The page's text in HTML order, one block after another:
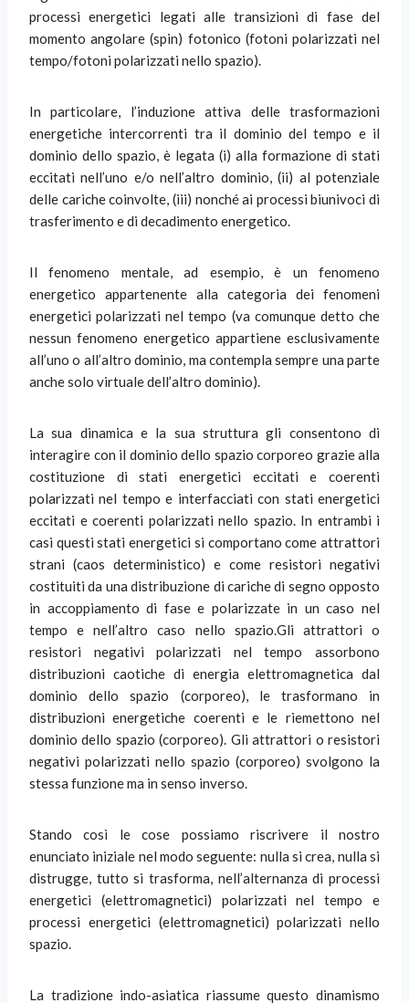
processi energetici legati alle transizioni di fase del
momento angolare (spin) fotonico (fotoni polarizzati nel
tempo/fotoni polarizzati nello spazio).
In particolare, l’induzione attiva delle trasformazioni
energetiche intercorrenti tra il dominio del tempo e il
dominio dello spazio, è legata (i) alla formazione di stati
eccitati nell’uno e/o nell’altro dominio, (ii) al potenziale
delle cariche coinvolte, (iii) nonché ai processi biunivoci di
trasferimento e di decadimento energetico.
Il fenomeno mentale, ad esempio, è un fenomeno
energetico appartenente alla categoria dei fenomeni
energetici polarizzati nel tempo (va comunque detto che
nessun fenomeno energetico appartiene esclusivamente
all’uno o all’altro dominio, ma contempla sempre una parte
anche solo virtuale dell’altro dominio).
La sua dinamica e la sua struttura gli consentono di
interagire con il dominio dello spazio corporeo grazie alla
costituzione di stati energetici eccitati e coerenti
polarizzati nel tempo e interfacciati con stati energetici
eccitati e coerenti polarizzati nello spazio. In entrambi i
casi questi stati energetici si comportano come attrattori
strani (caos deterministico) e come resistori negativi
costituiti da una distribuzione di cariche di segno opposto
in accoppiamento di fase e polarizzate in un caso nel
tempo e nell’altro caso nello spazio.Gli attrattori o
resistori negativi polarizzati nel tempo assorbono
distribuzioni caotiche di energia elettromagnetica dal
dominio dello spazio (corporeo), le trasformano in
distribuzioni energetiche coerenti e le riemettono nel
dominio dello spazio (corporeo). Gli attrattori o resistori
negativi polarizzati nello spazio (corporeo) svolgono la
stessa funzione ma in senso inverso.
Stando così le cose possiamo riscrivere il nostro
enunciato iniziale nel modo seguente: nulla si crea, nulla si
distrugge, tutto si trasforma, nell’alternanza di processi
energetici (elettromagnetici) polarizzati nel tempo e
processi energetici (elettromagnetici) polarizzati nello
spazio.
La tradizione indo-asiatica riassume questo dinamismo